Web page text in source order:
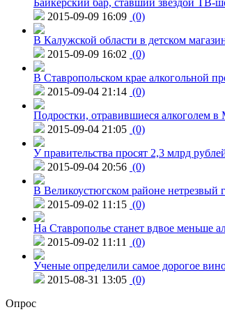
2015-09-09 16:09 (0)
В Калужской области в детском
2015-09-09 16:02 (0)
В Ставропольском крае алкогольной
2015-09-04 21:14 (0)
Подростки, отравившиеся алкоголем в
2015-09-04 21:05 (0)
У правительства просят 2,3 млрд
2015-09-04 20:56 (0)
В Великоустюгском районе нетрезвый
2015-09-02 11:15 (0)
На Ставрополье станет вдвое меньше
2015-09-02 11:11
(0)
Ученые определили самое дорогое
2015-08-31 13:05 (0)
Опрос